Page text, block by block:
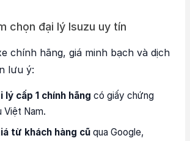
chọn đại lý Isuzu uy tín
chính hãng, giá minh bạch và dịch
lưu ý:
lý cấp 1 chính hãng có giấy chứng
Việt Nam.
từ khách hàng cũ qua Google,